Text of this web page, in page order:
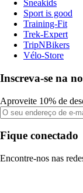
Sneakids
Sport is good
Training-Fit
Trek-Expert
TripNBikers
Vélo-Store
Inscreva-se na
Aproveite 10% de
Fique conectado
Encontre-nos nas